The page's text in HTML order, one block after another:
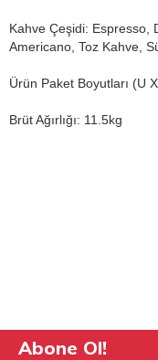
Kahve Çeşidi: Espresso,
Americano, Toz Kahve,
Ürün Paket Boyutları (U
Brüt Ağırlığı: 11.5kg
Abone Ol!